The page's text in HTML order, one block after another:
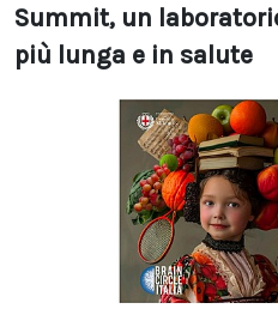
Summit, un
più lunga e in salute